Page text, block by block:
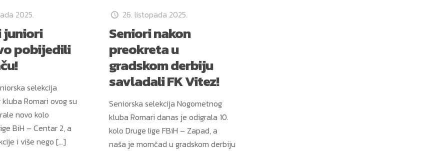
2025.
juniori
pobijedili
selekcija
Romari ovog su
novo kolo
BiH – Centar 2, a
i više nego […]
26. listopada 2025.
Seniori nakon
preokreta u
gradskom derbiju
savladali FK Vitez!
Seniorska selekcija Nogometnog
kluba Romari danas je odigrala 10.
kolo Druge lige FBiH – Zapad, a
naša je momčad u gradskom derbiju